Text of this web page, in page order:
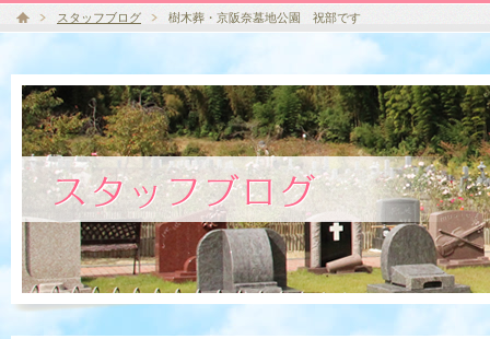
スタッフブログ 樹木葬・京阪奈墓地公園 祝部です